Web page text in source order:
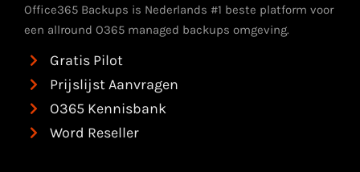
Office365 Backups is Nederlands #1 beste platform voor
een allround O365 managed backups omgeving.
Gratis Pilot
Prijslijst Aanvragen
O365 Kennisbank
Word Reseller